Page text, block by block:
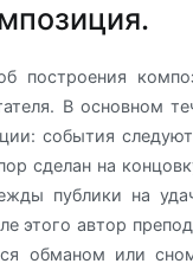
построения
В основном
события
сделан на
публики на
этого автор
обманом или